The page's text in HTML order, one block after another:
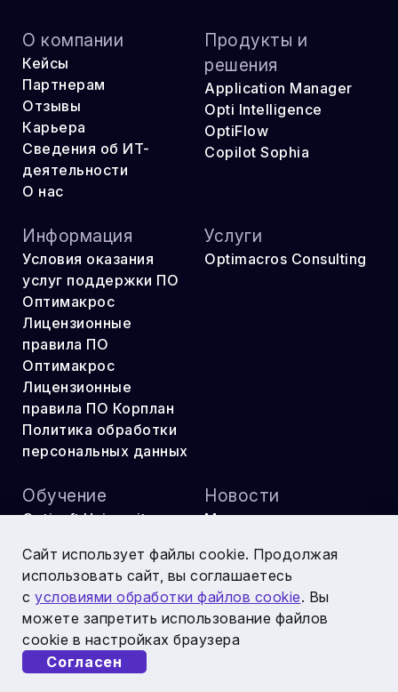
Сайт использует файлы cookie. Продолжая
использовать сайт, вы соглашаетесь
с условиями обработки файлов cookie. Вы
можете запретить использование файлов
cookie в настройках браузера
Согласен
Соцсети и ресурсы
О компании
Кейсы
Партнерам
Отзывы
Карьера
Сведения об ИТ-
деятельности
О нас
Продукты и
решения
Application Manager
Opti Intelligence
OptiFlow
Copilot Sophia
Информация
Условия оказания
услуг поддержки ПО
Оптимакрос
Лицензионные
правила ПО
Оптимакрос
Лицензионные
правила ПО Корплан
Политика обработки
персональных данных
Услуги
Optimacros Consulting
Обучение
Optisoft University
Оптикон
Новости
Мероприятия